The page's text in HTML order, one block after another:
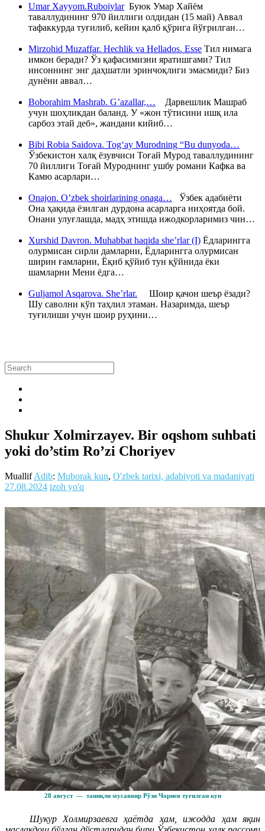
Umar Xayyom.RuboiylarБуюк Умар Хайём
таваллудининг 970 йиллиги олдидан (15 май) Аввал
тафаккурда туғилиб, кейин қалб қўрига йўғрилган…
Mirzohid Muzaffar. Hechlik va Hellados. Esse Тил нимага
имкон беради? Ўз қафасимизни яратишгами? Тил
инсоннинг энг даҳшатли эринчоқлиги эмасмиди? Биз
дунёни аввал…
Boborahim Mashrab. G’azallar,… Дарвешлик Машраб
учун шоҳликдан баланд. У «жон тўтисини ишқ ила
сарбоз этай деб», жандани кийиб…
Bibi Robia Saidova. Tog‘ay Murodning “Bu dunyoda…
Ўзбекистон халқ ёзувчиси Тоғай Мурод таваллудининг
70 йиллиги Тоғай Муроднинг ушбу романи Кафка ва
Камю асарлари…
Onajon. O’zbek shoirlarining onaga… Ўзбек адабиёти
Она ҳақида ёзилган дурдона асарларга ниҳоятда бой.
Онани улуғлашда, мадҳ этишда ижодкорларимиз чин…
Xurshid Davron. Muhabbat haqida she’rlar (I) Ёдларингга
олурмисан сирли дамларни, Ёдларингга олурмисан
ширин ғамларни, Ёқиб қўйиб тун қўйнида ёки
шамларни Мени ёдга…
Guljamol Asqarova. She’rlar. Шоир қачон шеър ёзади?
Шу саволни кўп таҳлил этаман. Назаримда, шеър
туғилиши учун шоир руҳини…
Shukur Xolmirzayev. Bir oqshom suhbati
yoki do’stim Ro’zi Choriyev
MuallifAdib: Muborak kun, O'zbek tarixi, adabiyoti va madaniyati
27.08.2024 izoh yo'q
28 август — таниқли мусаввир Рўзи Чориев туғилган кун
Шукур Холмирзаевга ҳаётда ҳам, ижодда ҳам яқин